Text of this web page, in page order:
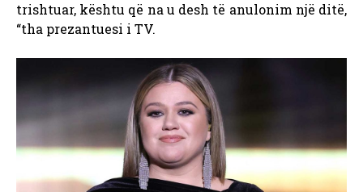
trishtuar, kështu që na u desh të anulonim një ditë,
“tha prezantuesi i TV.